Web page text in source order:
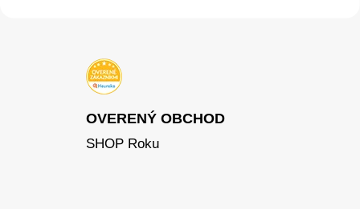
OVERENÝ OBCHOD
SHOP Roku